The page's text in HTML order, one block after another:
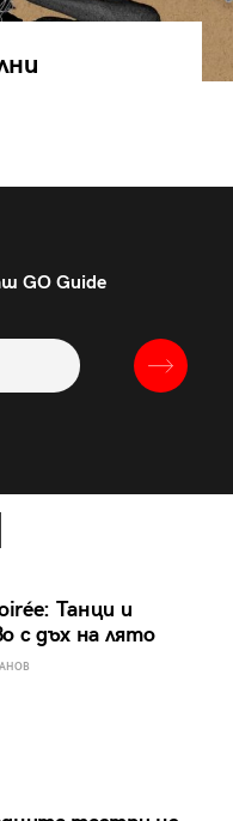
GO Guide
Танци и
с дъх на лято